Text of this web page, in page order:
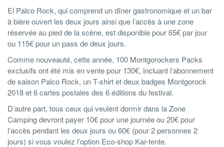
El Palco Rock, qui comprend un dîner gastronomique et un bar
à bière ouvert les deux jours ainsi que l’accès à une zone
réservée au pied de la scène, est disponible pour 65€ par jour
ou 115€ pour un pass de deux jours.
Comme nouveauté, cette année, 100 Montgorockers Packs
exclusifs ont été mis en vente pour 130€, incluant l’abonnement
de saison Palco Rock, un T-shirt et deux badges Montgorock
2018 et 6 cartes postales des 6 éditions du festival.
D’autre part, tous ceux qui veulent dormir dans la Zone
Camping devront payer 10€ pour une journée ou 20€ pour
l’accès pendant les deux jours ou 60€ (pour 2 personnes 2
jours) si vous voulez l’option Eco-shop Kar-tente.